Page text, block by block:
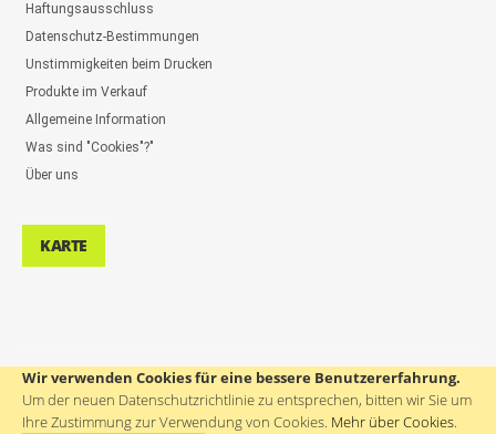
Wir verwenden Cookies für eine bessere Benutzererfahrung.
Um der neuen Datenschutzrichtlinie zu entsprechen, bitten wir Sie um
Ihre Zustimmung zur Verwendung von Cookies. Mehr über Cookies.
Haftungsausschluss
Datenschutz-Bestimmungen
Unstimmigkeiten beim Drucken
Produkte im Verkauf
Allgemeine Information
Was sind "Cookies"?"
Über uns
KARTE
UNTERSTÜTZUNG DER BENUTZER: ++386(0)4 580 67 55